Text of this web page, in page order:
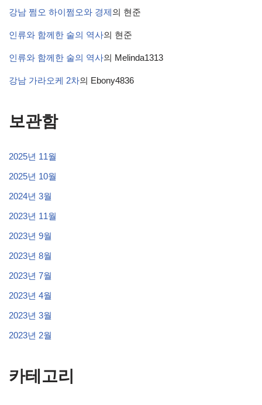
강남 쩜오 하이쩜오와 경제의 현준
인류와 함께한 술의 역사의 현준
인류와 함께한 술의 역사의 Melinda1313
강남 가라오케 2차의 Ebony4836
보관함
2025년 11월
2025년 10월
2024년 3월
2023년 11월
2023년 9월
2023년 8월
2023년 7월
2023년 4월
2023년 3월
2023년 2월
카테고리